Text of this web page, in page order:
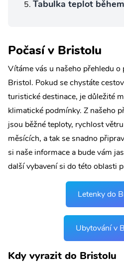
Tabulka teplot
Počasí v Bristolu
Vítáme vás u našeho přehledu
Bristol. Pokud se chystáte
turistické destinace, je důležité
klimatické podmínky. Z našeho
jsou běžné teploty, rychlost
měsících, a tak se snadno
si naše informace a bude vám
další vybavení si do této oblasti
Letenky do
Ubytování v
Kdy vyrazit do Bristolu